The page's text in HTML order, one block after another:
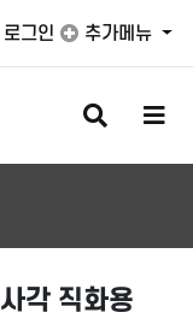
로그인 추가메뉴
검
색
버
메
버
각 직화용